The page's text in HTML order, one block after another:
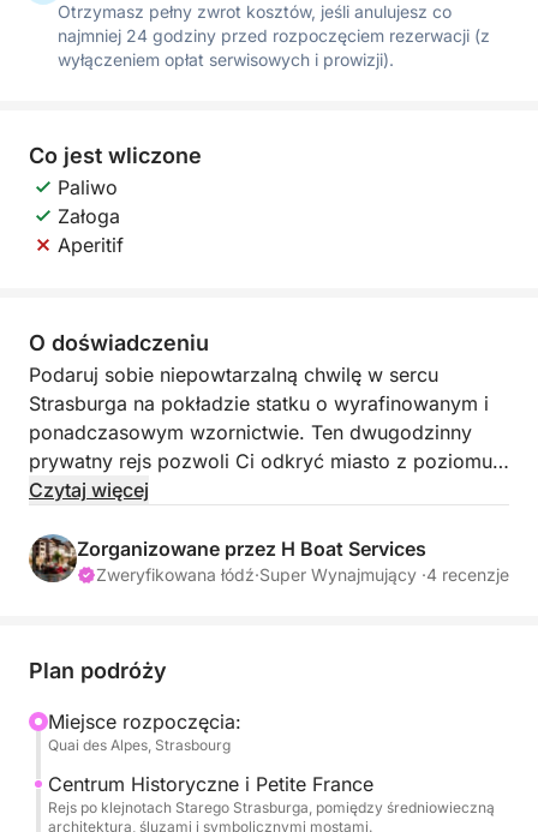
Otrzymasz pełny zwrot kosztów, jeśli anulujesz co
najmniej 24 godziny przed rozpoczęciem rezerwacji (z
wyłączeniem opłat serwisowych i prowizji).
Co jest wliczone
Paliwo
Załoga
Aperitif
O doświadczeniu
Podaruj sobie niepowtarzalną chwilę w sercu
Strasburga na pokładzie statku o wyrafinowanym i
ponadczasowym wzornictwie. Ten dwugodzinny
prywatny rejs pozwoli Ci odkryć miasto z poziomu
kanałów, w atmosferze zarówno spokojnej, jak i
łodzi, przeżyją Państwo niezapomnianą podróż
pomiędzy dziedzictwem, elegancją i intymnością.
podziwiać malownicze krajobrazy i wyjątkowe
pozwala na podziwianie architektury, zabytkowych
mostów i miejsc przesiąkniętych historią, a
jednocześnie delektowanie się chwilą.
Czytaj więcej
Zorganizowane przez H Boat Services
Zweryfikowana łódź·Super Wynajmujący ·4 recenzje
Plan podróży
Miejsce rozpoczęcia:
Quai des Alpes, Strasbourg
Centrum Historyczne i Petite France
Rejs po klejnotach Starego Strasburga, pomiędzy średniowieczną
architekturą, śluzami i symbolicznymi mostami.